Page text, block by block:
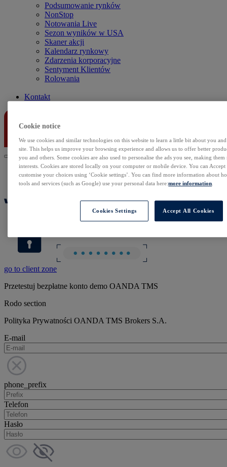
Podsumowanie rynków
NonStop
Notowania Live
Sezon wyników w USA
Skaner akcji
Kalendarz rynkowy
Zdarzenia korporacyjne
Sentyment Klientów
Rolowania
Kontakt
go to client zone
Przetestuj bezpłatne konto demo OANDA TMS
Rodo section
Polityka Prywatności OANDA TMS Brokers S.A.
E-mail
phone_prefix
Telefon
Hasło
Cookie notice
We use cookies and similar technologies on this website to learn a little bit about you
site. This helps us improve your browsing experience and allows us to offer better
you and others. Some cookies are also used to personalise the ads you see, making
interests. Cookies are stored locally on your computer or mobile device. You can
customise your choices using ‘Cookie settings’. You can find more information about
tools and services (such as Google) use your personal data here:more information.
Cookies Settings Accept All Cookies